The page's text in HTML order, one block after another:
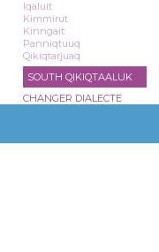
Iqaluit
Kimmirut
Kinngait
Panniqtuuq
Qikiqtarjuaq
SOUTH QIKIQTAALUK
CHANGER DIALECTE